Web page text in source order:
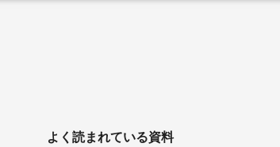
よく読まれている資料